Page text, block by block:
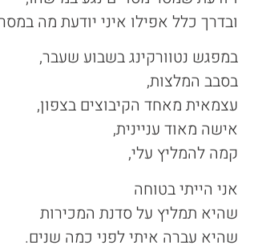
ובדרך כלל אפילו איני יודעת מה
במפגש נטוורקינג בשבוע שעבר,
בסבב המלצות,
עצמאית מאחד הקיבוצים בצפון,
אישה מאוד עניינית,
קמה להמליץ עלי,
אני הייתי בטוחה
שהיא תמליץ על סדנת המכירות
שהיא עברה איתי לפני כמה שנים.